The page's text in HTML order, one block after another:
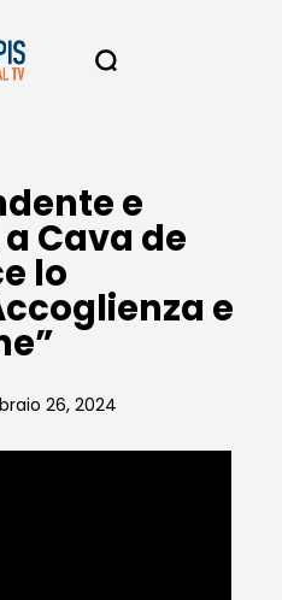
e
Cava de
lo
e
26, 2024